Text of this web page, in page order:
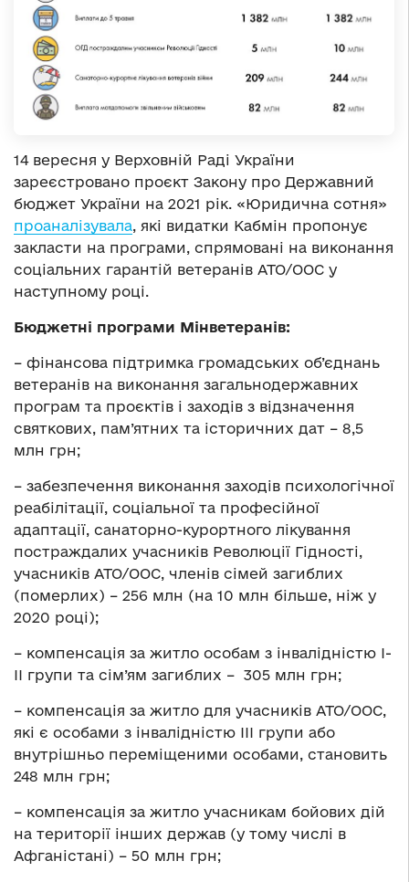
14 вересня у Верховній Раді України
зареєстровано проєкт Закону про Державний
бюджет України на 2021 рік. «Юридична сотня»
проаналізувала, які видатки Кабмін пропонує
закласти на програми, спрямовані на виконання
соціальних гарантій ветеранів АТО/ООС у
наступному році.
Бюджетні програми Мінветеранів:
– фінансова підтримка громадських об’єднань
ветеранів на виконання загальнодержавних
програм та проєктів і заходів з відзначення
святкових, пам’ятних та історичних дат – 8,5
млн грн;
– забезпечення виконання заходів психологічної
реабілітації, соціальної та професійної
адаптації, санаторно-курортного лікування
постраждалих учасників Революції Гідності,
учасників АТО/ООС, членів сімей загиблих
(померлих) – 256 млн (на 10 млн більше, ніж у
2020 році);
– компенсація за житло особам з інвалідністю І-
ІІ групи та сім’ям загиблих – 305 млн грн;
– компенсація за житло для учасників АТО/ООС,
які є особами з інвалідністю ІІІ групи або
внутрішньо переміщеними особами, становить
248 млн грн;
– компенсація за житло учасникам бойових дій
на території інших держав (у тому числі в
Афганістані) – 50 млн грн;